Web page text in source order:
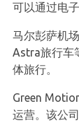
可以通过电
马尔彭萨机
Astra旅行车
体旅行。
Green
运营。该公